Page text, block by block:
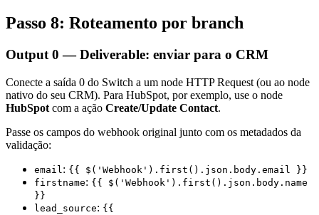
Passo 8: Roteamento por branch
Output 0 — Deliverable: enviar para o CRM
Conecte a saída 0 do Switch a um node HTTP Request (ou ao node
nativo do seu CRM). Para HubSpot, por exemplo, use o node
HubSpot com a ação Create/Update Contact.
Passe os campos do webhook original junto com os metadados da
validação:
email : {{ $('Webhook').first().json.body.email }}
firstname: {{ $('Webhook').first().json.body.name
}}
lead_source: {{